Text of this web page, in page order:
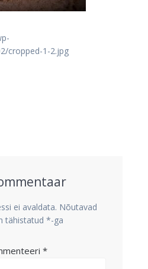
cropped-1-2.jpg
ei avaldata. Nõutavad
tähistatud *-ga
*